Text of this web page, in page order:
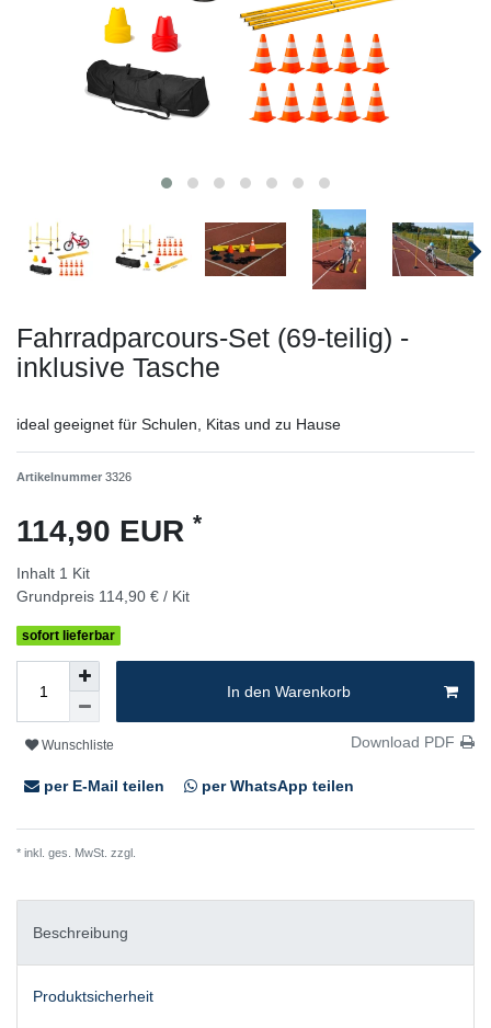
Fahrradparcours-Set (69-teilig) -
inklusive Tasche
ideal geeignet für Schulen, Kitas und zu Hause
Artikelnummer 3326
114,90 EUR *
Inhalt 1 Kit
Grundpreis 114,90 € / Kit
sofort lieferbar
In den Warenkorb
Wunschliste Download PDF
per E-Mail teilen per WhatsApp teilen
* inkl. ges. MwSt. zzgl.
Beschreibung
Produktsicherheit